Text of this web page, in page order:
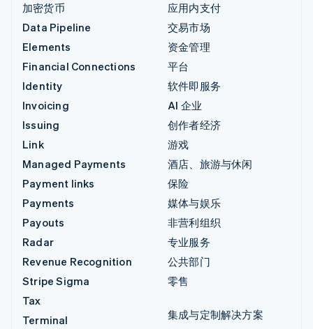
加密货币
Data Pipeline
Elements
Financial Connections
Identity
Invoicing
Issuing
Link
Managed Payments
Payment links
Payments
Payouts
Radar
Revenue Recognition
Stripe Sigma
Tax
Terminal
应用内支付
交易市场
资金管理
平台
软件即服务
AI 企业
创作者经济
游戏
酒店、旅游与休闲
保险
媒体与娱乐
非营利组织
专业服务
公共部门
零售
集成与定制解决方案